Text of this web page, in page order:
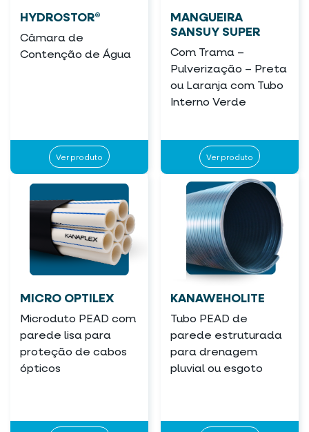
HYDROSTOR®
Câmara de
Contenção de Água
Ver produto
MANGUEIRA
SANSUY SUPER
Com Trama –
Pulverização – Preta
ou Laranja com Tubo
Interno Verde
Ver produto
MICRO OPTILEX
Microduto PEAD com
parede lisa para
proteção de cabos
ópticos
KANAWEHOLITE
Tubo PEAD de
parede estruturada
para drenagem
pluvial ou esgoto